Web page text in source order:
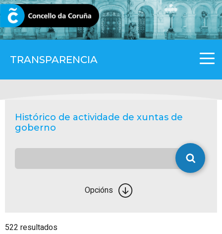
TRANSPARENCIA
CORUNA.GAL
Histórico de actividade de xuntas de
goberno
Opcións
522 resultados